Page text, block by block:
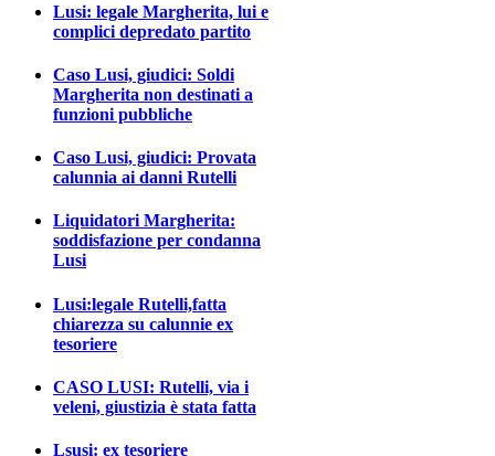
Lusi: legale Margherita, lui e
complici depredato partito
Caso Lusi, giudici: Soldi
Margherita non destinati a
funzioni pubbliche
Caso Lusi, giudici: Provata
calunnia ai danni Rutelli
Liquidatori Margherita:
soddisfazione per condanna
Lusi
Lusi:legale Rutelli,fatta
chiarezza su calunnie ex
tesoriere
CASO LUSI: Rutelli, via i
veleni, giustizia è stata fatta
Lsusi: ex tesoriere